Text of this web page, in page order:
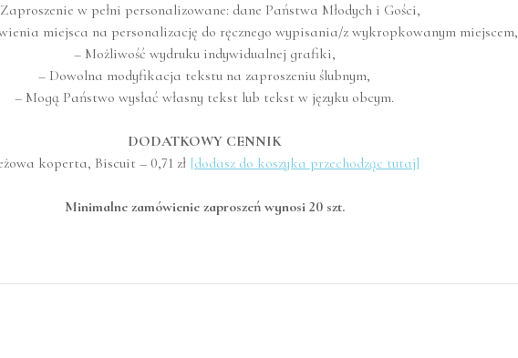
w pełni personalizowane: dane Państwa Młodych i Gości,
miejsca na personalizację do ręcznego wypisania/z wykropkowanym miejscem,
– Możliwość wydruku indywidualnej grafiki,
– Dowolna modyfikacja tekstu na zaproszeniu ślubnym,
– Mogą Państwo wysłać własny tekst lub tekst w języku obcym.
DODATKOWY CENNIK
koperta, Biscuit – 0,71 zł [dodasz do koszyka przechodząc tutaj]
Minimalne zamówienie zaproszeń wynosi 20 szt.